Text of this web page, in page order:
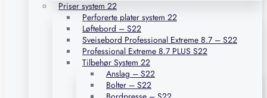
Priser system 22
Perforerte plater system 22
Løftebord – S22
Sveisebord Professional Extreme 8.7 – S22
Professional Extreme 8.7 PLUS S22
Tilbehør System 22
Anslag – S22
Bolter – S22